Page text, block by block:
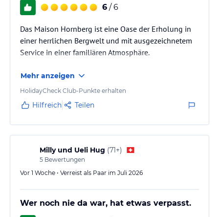
6 / 6
Das Maison Hornberg ist eine Oase der Erholung in
einer herrlichen Bergwelt und mit ausgezeichnetem
Service in einer familiären Atmosphäre.
Mehr anzeigen
HolidayCheck Club-Punkte erhalten
Hilfreich Teilen
Milly und Ueli Hug (71+)
5 Bewertungen
Vor 1 Woche • Verreist als Paar im Juli 2026
Wer noch nie da war, hat etwas verpasst.